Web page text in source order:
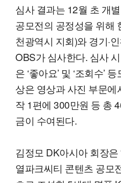
심사 결과는 12월 초 개
공모전의 공정성을 위해
천광역시 지회)와 경기·
OBS가 심사한다. 심사
은 ‘좋아요’ 및 ‘조회수’
상은 영상과 사진 부문
작 1편에 300만원 등 총
금이 수여된다.
김정모 DK아시아 회장
열파크씨티 콘텐츠 공모